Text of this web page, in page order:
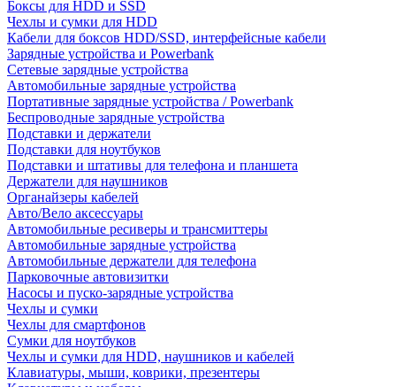
Боксы для HDD и SSD
Чехлы и сумки для HDD
Кабели для боксов HDD/SSD, интерфейсные кабели
Зарядные устройства и Powerbank
Сетевые зарядные устройства
Автомобильные зарядные устройства
Портативные зарядные устройства / Powerbank
Беспроводные зарядные устройства
Подставки и держатели
Подставки для ноутбуков
Подставки и штативы для телефона и планшета
Держатели для наушников
Органайзеры кабелей
Авто/Вело аксессуары
Автомобильные ресиверы и трансмиттеры
Автомобильные зарядные устройства
Автомобильные держатели для телефона
Парковочные автовизитки
Насосы и пуско-зарядные устройства
Чехлы и сумки
Чехлы для смартфонов
Сумки для ноутбуков
Чехлы и сумки для HDD, наушников и кабелей
Клавиатуры, мыши, коврики, презентеры